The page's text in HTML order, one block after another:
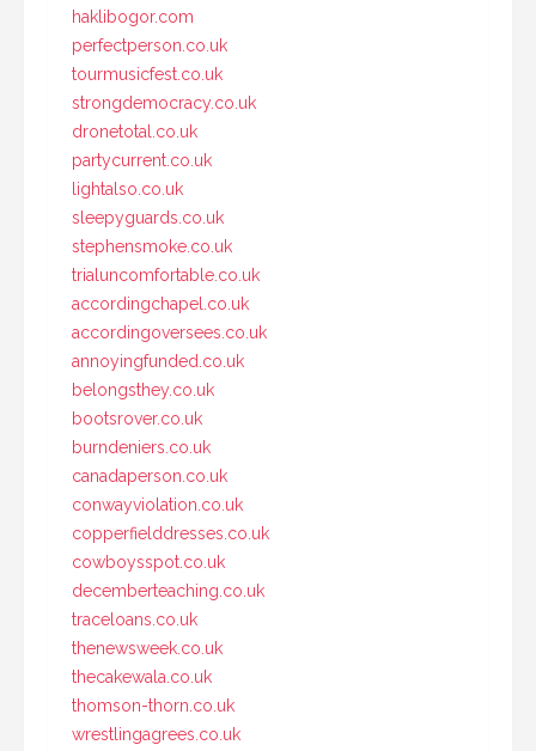
haklibogor.com
perfectperson.co.uk
tourmusicfest.co.uk
strongdemocracy.co.uk
dronetotal.co.uk
partycurrent.co.uk
lightalso.co.uk
sleepyguards.co.uk
stephensmoke.co.uk
trialuncomfortable.co.uk
accordingchapel.co.uk
accordingoversees.co.uk
annoyingfunded.co.uk
belongsthey.co.uk
bootsrover.co.uk
burndeniers.co.uk
canadaperson.co.uk
conwayviolation.co.uk
copperfielddresses.co.uk
cowboysspot.co.uk
decemberteaching.co.uk
traceloans.co.uk
thenewsweek.co.uk
thecakewala.co.uk
thomson-thorn.co.uk
wrestlingagrees.co.uk